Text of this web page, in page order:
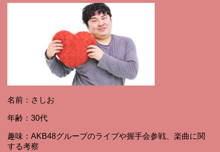
名前：さしお
年齢：30代
趣味：AKB48グループのライブや握手会参戦、楽曲に関
する考察